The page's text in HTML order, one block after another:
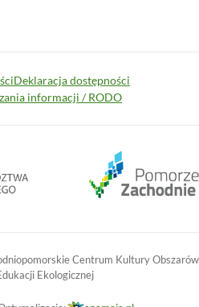
Deklaracja dostępności
informacji / RODO
Centrum Kultury Obszarów
Ekologicznej